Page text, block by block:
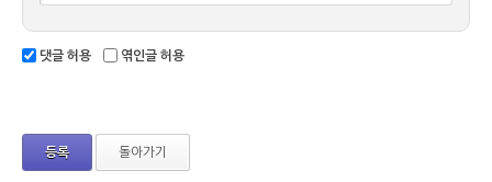
댓글 허용 엮인글 허용
돌아가기